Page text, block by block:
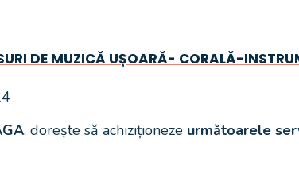
DE MUZICĂ UȘOARĂ- CORALĂ-
, dorește să achiziționeze următoarele